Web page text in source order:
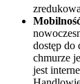
dostęp do
chmurze
jest